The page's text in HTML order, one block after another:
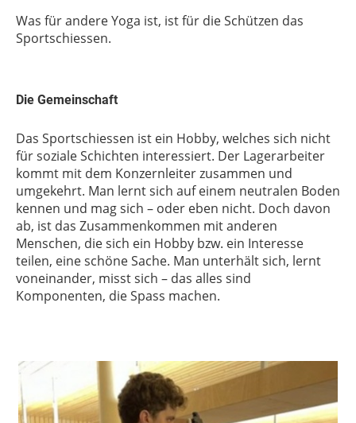
Was für andere Yoga ist, ist für die Schützen das
Sportschiessen.
Die Gemeinschaft
Das Sportschiessen ist ein Hobby, welches sich nicht
für soziale Schichten interessiert. Der Lagerarbeiter
kommt mit dem Konzernleiter zusammen und
umgekehrt. Man lernt sich auf einem neutralen Boden
kennen und mag sich – oder eben nicht. Doch davon
ab, ist das Zusammenkommen mit anderen
Menschen, die sich ein Hobby bzw. ein Interesse
teilen, eine schöne Sache. Man unterhält sich, lernt
voneinander, misst sich – das alles sind
Komponenten, die Spass machen.